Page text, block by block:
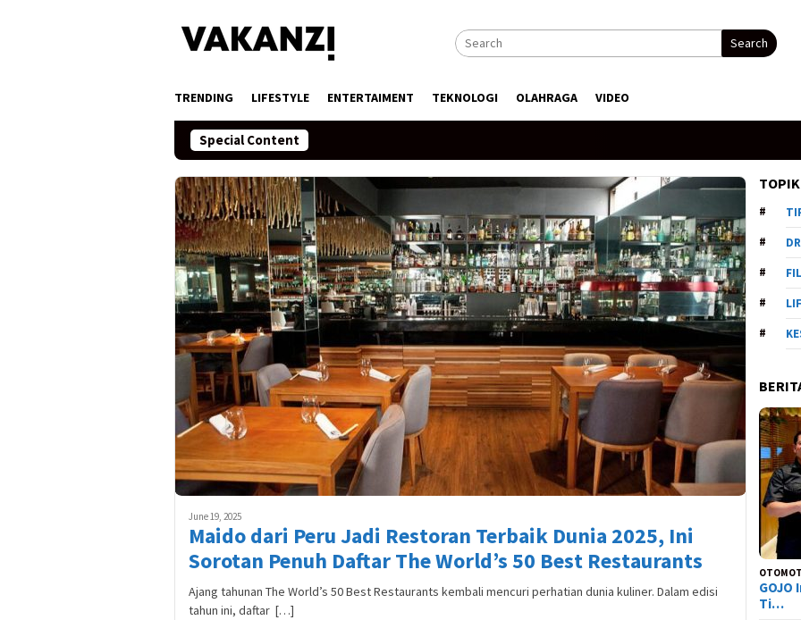
Search
TRENDING LIFESTYLE ENTERTAIMENT TEKNOLOGI OLAHRAGA VIDEO
Special Content
June 19, 2025
Maido dari Peru Jadi Restoran Terbaik Dunia 2025, Ini
Sorotan Penuh Daftar The World’s 50 Best Restaurants
Ajang tahunan The World’s 50 Best Restaurants kembali mencuri perhatian dunia kuliner. Dalam edisi
tahun ini, daftar […]
GOJO
Ti…